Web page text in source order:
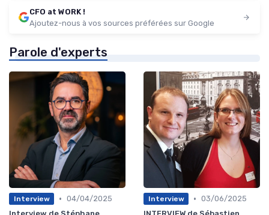
CFO at WORK !
Ajoutez-nous à vos sources préférées sur Google
Parole d'experts
Interview • 04/04/2025
Interview • 03/06/2025